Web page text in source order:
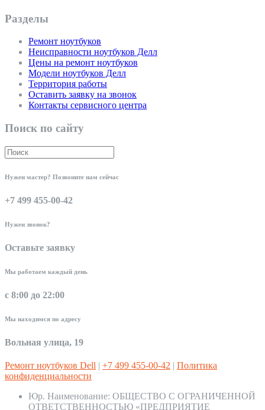
Разделы
Ремонт ноутбуков
Неисправности ноутбуков Делл
Цены на ремонт ноутбуков
Модели ноутбуков Делл
Территория работы
Оставить заявку на звонок
Контакты сервисного центра
Поиск по сайту
Нужен мастер? Позвоните нам сейчас
+7 499 455-00-42
Нужен звонок?
Оставьте заявку
Мы работаем каждый день
с 8:00 до 22:00
Мы находимся по адресу
Вольная улица, 19
Ремонт ноутбуков Dell | +7 499 455-00-42 | Политика
конфиденциальности
Юр. Наименование: ОБЩЕСТВО С ОГРАНИЧЕННОЙ
ОТВЕТСТВЕННОСТЬЮ «ПРЕДПРИЯТИЕ